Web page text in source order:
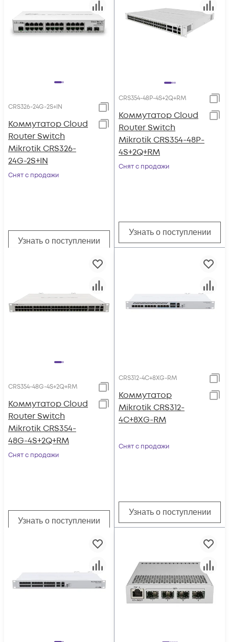
CRS326-24G-2S+IN
Коммутатор Cloud
Router Switch
Mikrotik CRS326-
24G-2S+IN
Снят с продажи
Узнать о поступлении
CRS354-48P-4S+2Q+RM
Коммутатор Cloud
Router Switch
Mikrotik CRS354-48P-
4S+2Q+RM
Снят с продажи
Узнать о поступлении
CRS354-48G-4S+2Q+RM
Коммутатор Cloud
Router Switch
Mikrotik CRS354-
48G-4S+2Q+RM
Снят с продажи
Узнать о поступлении
CRS312-4C+8XG-RM
Коммутатор
Mikrotik CRS312-
4C+8XG-RM
Снят с продажи
Узнать о поступлении